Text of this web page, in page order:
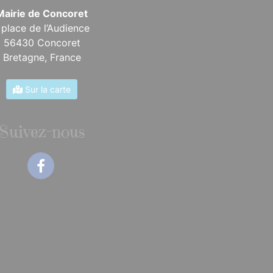
de Concoret
place de l’Audience
56430 Concoret
Bretagne, France
Sur la carte
Suivez-nous